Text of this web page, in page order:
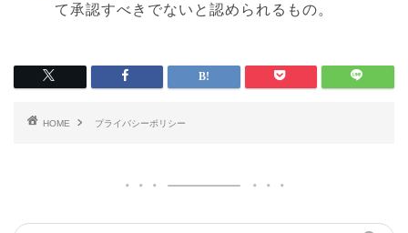
て承認すべきでないと認められるもの。
HOME プライバシーポリシー